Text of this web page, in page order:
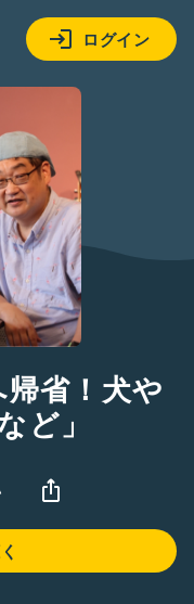
ログイン
省！犬や
ど」